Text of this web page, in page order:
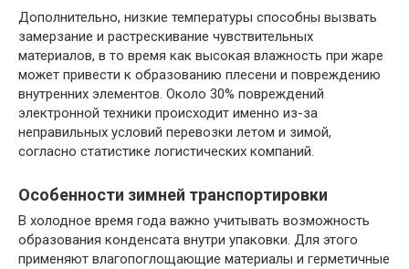
Дополнительно, низкие температуры способны вызвать
замерзание и растрескивание чувствительных
материалов, в то время как высокая влажность при жаре
может привести к образованию плесени и повреждению
внутренних элементов. Около 30% повреждений
электронной техники происходит именно из-за
неправильных условий перевозки летом и зимой,
согласно статистике логистических компаний.
Особенности зимней транспортировки
В холодное время года важно учитывать возможность
образования конденсата внутри упаковки. Для этого
применяют влагопоглощающие материалы и герметичные